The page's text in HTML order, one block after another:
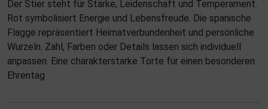
Der Stier steht für Stärke, Leidenschaft und Temperament.
Rot symbolisiert Energie und Lebensfreude. Die spanische
Flagge repräsentiert Heimatverbundenheit und persönliche
Wurzeln. Zahl, Farben oder Details lassen sich individuell
anpassen. Eine charakterstarke Torte für einen besonderen
Ehrentag